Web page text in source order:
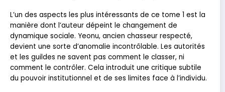
L’un des aspects les plus intéressants de ce tome 1 est la
manière dont l’auteur dépeint le changement de
dynamique sociale. Yeonu, ancien chasseur respecté,
devient une sorte d’anomalie incontrôlable. Les autorités
et les guildes ne savent pas comment le classer, ni
comment le contrôler. Cela introduit une critique subtile
du pouvoir institutionnel et de ses limites face à l’individu.